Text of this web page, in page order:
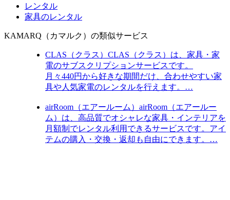
レンタル
家具のレンタル
KAMARQ（カマルク）の類似サービス
CLAS（クラス） CLAS（クラス）は、家具・家
電のサブスクリプションサービスです。
月々440円から好きな期間だけ、合わせやすい家
具や人気家電のレンタルを行えます。…
airRoom（エアールーム） airRoom（エアールー
ム）は、高品質でオシャレな家具・インテリアを
月額制でレンタル利用できるサービスです。アイ
テムの購入・交換・返却も自由にできます。…